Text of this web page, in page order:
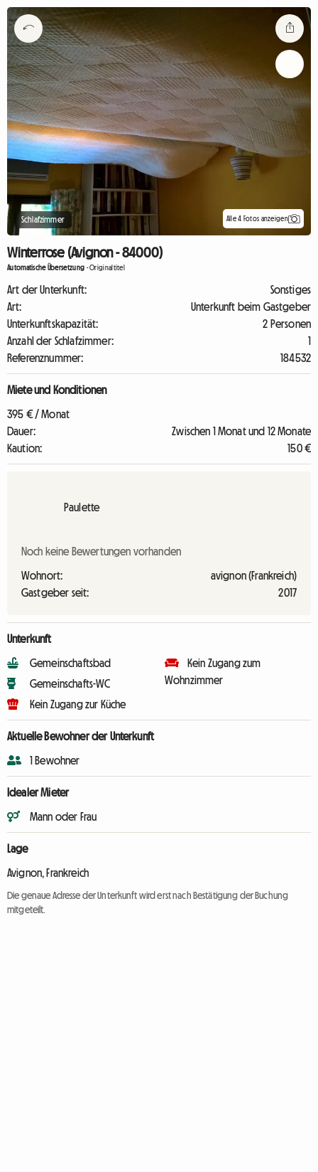
Schlafzimmer Alle 4 Fotos anzeigen
Winterrose (Avignon - 84000)
Automatische Übersetzung -Originaltitel
Art der Unterkunft:
Sonstiges
Art:
Unterkunft beim Gastgeber
Unterkunftskapazität:
2 Personen
Anzahl der Schlafzimmer:
1
Referenznummer:
184532
Miete und Konditionen
395 € / Monat
Dauer:
Zwischen 1 Monat und 12 Monate
Kaution:
150 €
Paulette
Noch keine Bewertungen vorhanden
Wohnort:
avignon (Frankreich)
Gastgeber seit:
2017
Unterkunft
Gemeinschaftsbad
Gemeinschafts-WC
Kein Zugang zur Küche
Kein Zugang zum
Wohnzimmer
Aktuelle Bewohner der Unterkunft
1 Bewohner
Idealer Mieter
Mann oder Frau
Lage
Avignon, Frankreich
Die genaue Adresse der Unterkunft wird erst nach Bestätigung der Buchung
mitgeteilt.